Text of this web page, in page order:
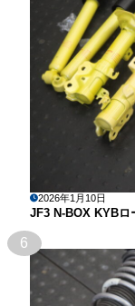
2026年1月10日
JF3 N-BOX KYBロ
6